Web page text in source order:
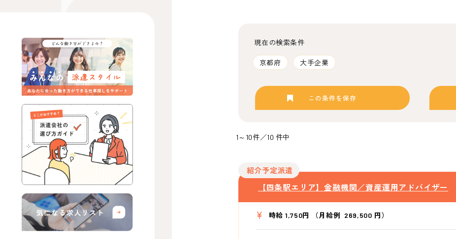
現在の検索条件
京都府 大手企業
この条件を保存
1～10件／10 件中
紹介予定派遣
【四条駅エリア】金融機関／資産運用アドバイザー
時給 1,750円 （月給例 269,500 円）